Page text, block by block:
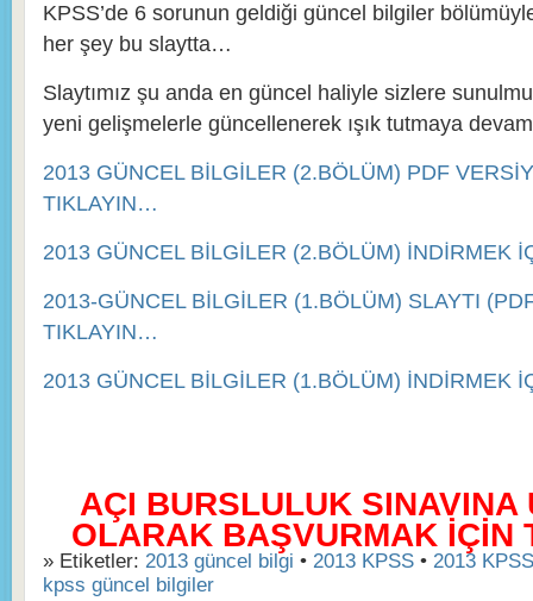
KPSS’de 6 sorunun geldiği güncel bilgiler
her şey bu slaytta…
Slaytımız şu anda en güncel haliyle sizlere
yeni gelişmelerle güncellenerek ışık tutmaya
2013 GÜNCEL BİLGİLER (2.BÖLÜM) PDF
TIKLAYIN…
2013 GÜNCEL BİLGİLER (2.BÖLÜM) İNDİRMEK
2013-GÜNCEL BİLGİLER (1.BÖLÜM) SLAYTI
TIKLAYIN…
2013 GÜNCEL BİLGİLER (1.BÖLÜM) İNDİRMEK
AÇI BURSLULUK SINAVINA
OLARAK BAŞVURMAK İÇİN
» Etiketler: 2013 güncel bilgi • 2013 KPSS • 2013
kpss güncel bilgiler